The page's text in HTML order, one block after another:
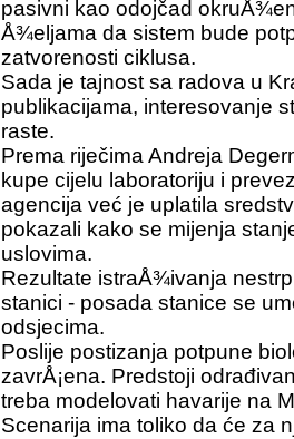
pasivni kao odojčad
Å¾eljama da sistem bude
zatvorenosti ciklusa.
Sada je tajnost sa radova u
publikacijama, interesovanje
raste.
Prema riječima Andreja
kupe cijelu laboratoriju i
agencija već je uplatila
pokazali kako se mijenja
uslovima.
Rezultate istraÅ¾ivanja
stanici - posada stanice se
odsjecima.
Poslije postizanja potpune
zavrÅ¡ena. Predstoji
treba modelovati havarije na
Scenarija ima toliko da će za